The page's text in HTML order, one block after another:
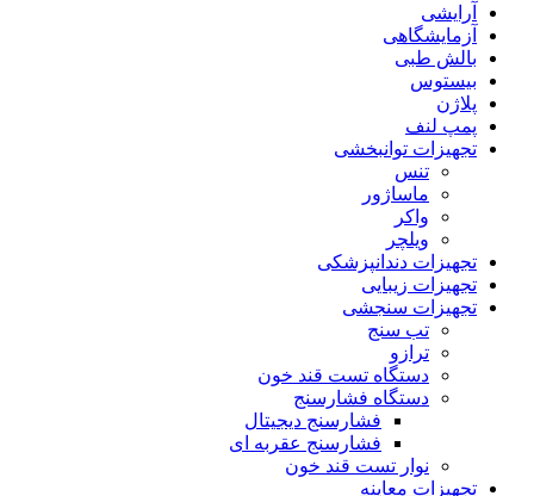
آرایشی
آزمایشگاهی
بالش طبی
بیستوس
پلاژن
پمپ لنف
تجهیزات توانبخشی
تنس
ماساژور
واکر
ویلچر
تجهیزات دندانپزشکی
تجهیزات زیبایی
تجهیزات سنجشی
تب سنج
ترازو
دستگاه تست قند خون
دستگاه فشارسنج
فشارسنج دیجیتال
فشارسنج عقربه ای
نوار تست قند خون
تجهیزات معاینه